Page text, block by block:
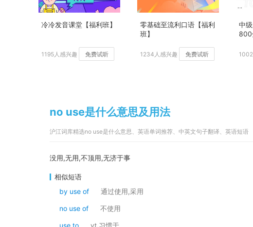
冷冷发音课堂【福利班】
1195人感兴趣 免费试听
零基础至流利口语【福利
班】
1234人感兴趣 免费试听
中
800
no use是什么意思及用法
沪江词库精选no use是什么意思、英语单词推荐、中英文句子翻译、英语短语
没用,无用,不顶用,无济于事
相似短语
by use of
通过使用,采用
no use of 不使用
use to vt.习惯于